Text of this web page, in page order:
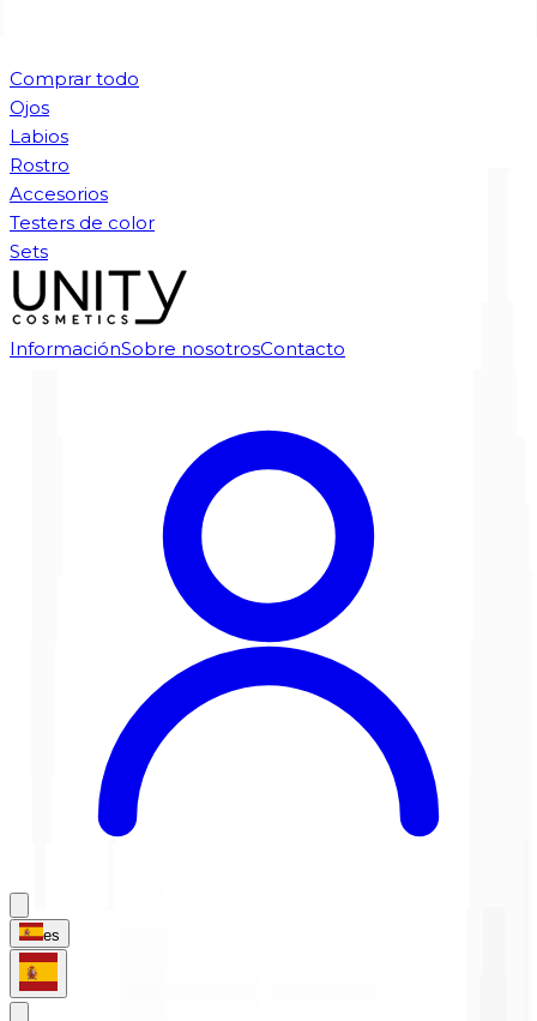
Comprar todo
Ojos
Labios
Rostro
Accesorios
Testers de color
Sets
InformaciónSobre nosotrosContacto
es